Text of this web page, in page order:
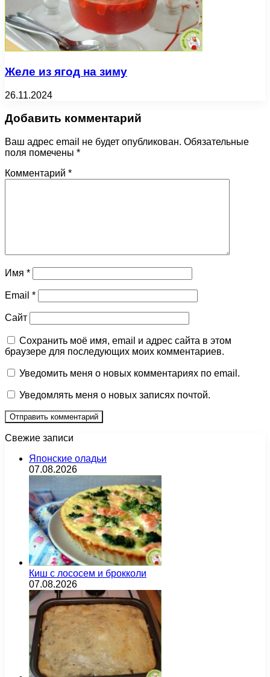
Желе из ягод на зиму
26.11.2024
Добавить комментарий
Ваш адрес email не будет опубликован. Обязательные
поля помечены *
Комментарий *
Имя *
Email *
Сайт
Сохранить моё имя, email и адрес сайта в этом
браузере для последующих моих комментариев.
Уведомить меня о новых комментариях по email.
Уведомлять меня о новых записях почтой.
Свежие записи
Японские оладьи
07.08.2026
Киш с лососем и брокколи
07.08.2026